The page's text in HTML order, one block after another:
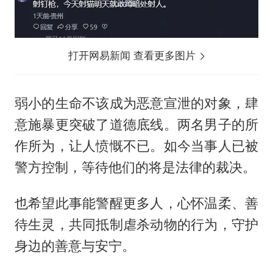
打开网易新闻 查看更多图片
弱小的生命不该成为恶意宣泄的对象，肆
意施暴更突破了道德底线。两名男子的所
作所为，让人愤慨不已。如今当事人已被
警方控制，等待他们的将是法律的裁决。
也希望此事能警醒更多人，心怀温柔、善
待生灵，共同抵制虐杀动物的行为，守护
身边的善意与安宁。